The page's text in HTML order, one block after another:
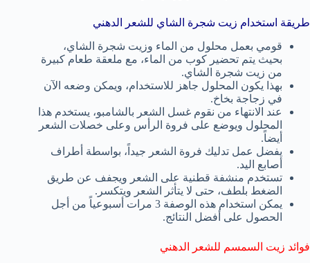
طريقة استخدام زيت شجرة الشاي للشعر الدهني
قومي بعمل محلول من الماء وزيت شجرة الشاي،
بحيث يتم تحضير كوب من الماء، مع ملعقة طعام كبيرة
من زيت شجرة الشاي.
بهذا يكون المحلول جاهز للاستخدام، ويمكن وضعه الآن
في زجاجة بخاخ.
عند الانتهاء من نقوم غسل الشعر بالشامبو، يستخدم هذا
المحلول ويوضع على فروة الرأس وعلى خصلات الشعر
أيضاً.
يفضل عمل تدليك فروة الشعر جيداً، بواسطة أطراف
أصابع اليد.
تستخدم منشفة قطنية على الشعر ويجفف عن طريق
الضغط بلطف، حتى لا يتأثر الشعر ويتكسر.
يمكن استخدام هذه الوصفة 3 مرات أسبوعياً من أجل
الحصول على أفضل النتائج.
فوائد زيت السمسم للشعر الدهني